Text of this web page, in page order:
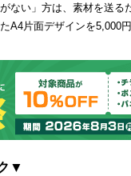
ない」方は、素材を送る
A4片面デザインを5,000
▼